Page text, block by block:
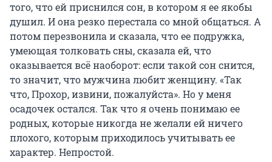
того, что ей приснился сон, в котором я ее якобы
душил. И она резко перестала со мной общаться. А
потом перезвонила и сказала, что ее подружка,
умеющая толковать сны, сказала ей, что
оказывается всё наоборот: если такой сон снится,
то значит, что мужчина любит женщину. «Так
что, Прохор, извини, пожалуйста». Но у меня
осадочек остался. Так что я очень понимаю ее
родных, которые никогда не желали ей ничего
плохого, которым приходилось учитывать ее
характер. Непростой.